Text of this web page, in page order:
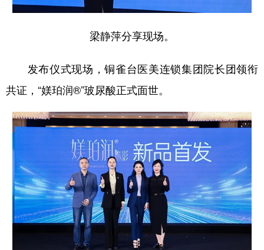
梁静萍分享现场。
发布仪式现场，铜雀台医美连锁集团院长团领衔
共证，“媄珀润®”玻尿酸正式面世。